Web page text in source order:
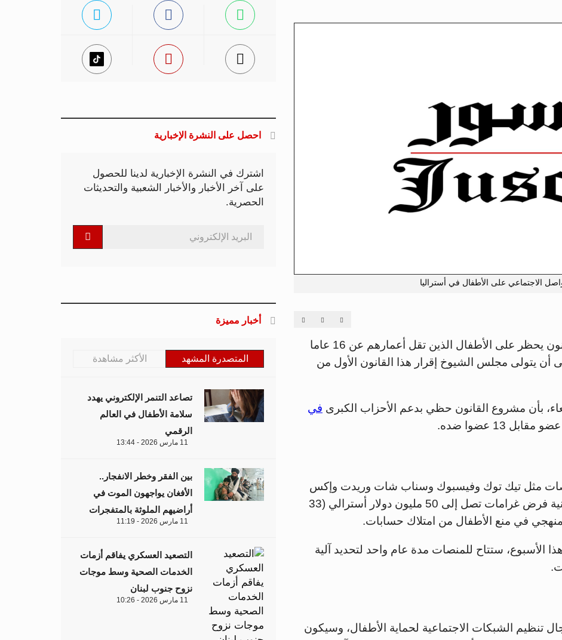
الاجتماعي على الأطفال في أستراليا
على الأطفال الذين تقل أعمارهم عن 16 عاما
أن يتولى مجلس الشيوخ إقرار هذا القانون الأول من
بأن مشروع القانون حظي بدعم الأحزاب الكبرى في
مثل تيك توك وفيسبوك وسناب شات وريدت وإكس
وإنستغرام المسؤولية القانونية، مع إمكانية فرض غرامات تصل إلى 50 مليون دولار أسترالي (33
في منع الأطفال من امتلاك حسابات.
الأسبوع، ستتاح للمنصات مدة عام واحد لتحديد آلية
تنظيم الشبكات الاجتماعية لحماية الأطفال، وسيكون
احصل على النشرة الإخبارية
اشترك في النشرة الإخبارية لدينا للحصول
على آخر الأخبار والأخبار الشعبية والتحديثات
الحصرية.
أخبار مميزة
المتصدرة المشهد الأكثر مشاهدة
تصاعد التنمر الإلكتروني يهدد
سلامة الأطفال في العالم
الرقمي
11 مارس 2026 - 13:44
بين الفقر وخطر الانفجار..
الأفغان يواجهون الموت في
أراضيهم الملوثة بالمتفجرات
11 مارس 2026 - 11:19
التصعيد العسكري يفاقم أزمات
الخدمات الصحية وسط موجات
نزوح جنوب لبنان
11 مارس 2026 - 10:26